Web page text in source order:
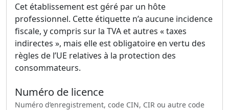
Cet établissement est géré par un hôte
professionnel. Cette étiquette n’a aucune incidence
fiscale, y compris sur la TVA et autres « taxes
indirectes », mais elle est obligatoire en vertu des
règles de l’UE relatives à la protection des
consommateurs.
Numéro de licence
Numéro d’enregistrement, code CIN, CIR ou autre code